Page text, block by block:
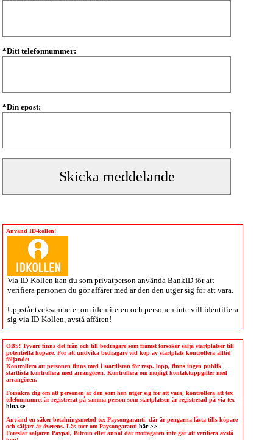
*Ditt telefonnummer:
*Din epost:
Använd ID-kollen!
Via ID-Kollen kan du som privatperson använda BankID för att
verifiera personen du gör affärer med är den den utger sig för att vara.
Uppstår tveksamheter om identiteten och personen inte vill identifiera
sig via ID-Kollen , avstå affären!
OBS! Tyvärr finns det från och till bedragare som främst försöker sälja startplatser till
potentiella köpare. För att undvika bedragare vid köp av startplats kontrollera alltid
följande:
Kontrollera att personen finns med i startlistan för resp. lopp, finns ingen publik
startlista kontrollera med arrangören. Kontrollera om möjligt kontaktuppgifter med
arrangören.
Försäkra dig om att personen är den som hen utger sig för att vara, kontrollera att tex
telefonnumret är registrerat på samma person som startplatsen är registrerad på via tex
hitta.se
Använd en säker betalningsmetod tex Paysongaranti, där är pengarna låsta tills köpare
och säljare är överens. Läs mer om Paysongaranti här >>
Föreslår säljaren Paypal, Bitcoin eller annat där mottagaren inte går att verifiera avstå